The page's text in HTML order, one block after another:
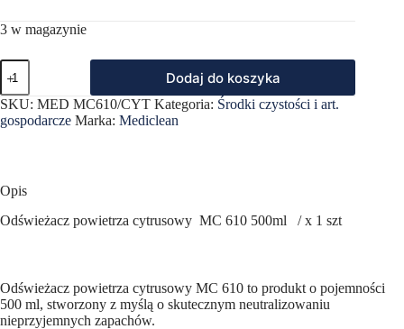
3 w magazynie
ilość
Odświeżacz
powietrza
cytrusowy
500
MC
Dodaj do koszyka
SKU: MED MC610/CYT Kategoria: Środki czystości i art.
gospodarcze Marka: Mediclean
Opis
Odświeżacz powietrza cytrusowy MC 610 500ml / x 1 szt
Odświeżacz powietrza cytrusowy MC 610 to produkt o pojemności
500 ml, stworzony z myślą o skutecznym neutralizowaniu
nieprzyjemnych zapachów.